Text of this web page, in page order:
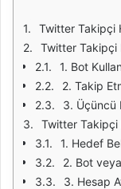
Twitter Takipçi
Twitter Takipçi
1. Bot
2. Takip
3. Üçüncü
Twitter Takipçi
1. Hedef
2. Bot
3. Hesap